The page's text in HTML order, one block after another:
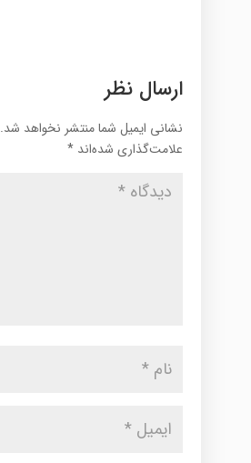
ارسال نظر
نشانی ایمیل شما منتشر نخواهد شد.
علامت‌گذاری شده‌اند *